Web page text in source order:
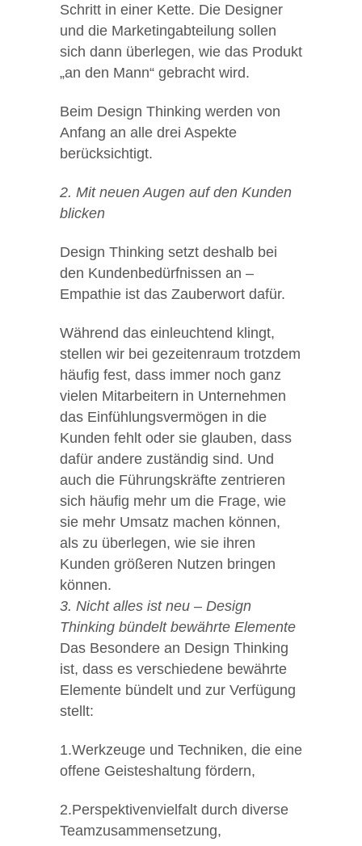
Schritt in einer Kette. Die Designer
und die Marketingabteilung sollen
sich dann überlegen, wie das Produkt
„an den Mann“ gebracht wird.
Beim Design Thinking werden von
Anfang an alle drei Aspekte
berücksichtigt.
2. Mit neuen Augen auf den Kunden
blicken
Design Thinking setzt deshalb bei
den Kundenbedürfnissen an –
Empathie ist das Zauberwort dafür.
Während das einleuchtend klingt,
stellen wir bei gezeitenraum trotzdem
häufig fest, dass immer noch ganz
vielen Mitarbeitern in Unternehmen
das Einfühlungsvermögen in die
Kunden fehlt oder sie glauben, dass
dafür andere zuständig sind. Und
auch die Führungskräfte zentrieren
sich häufig mehr um die Frage, wie
sie mehr Umsatz machen können,
als zu überlegen, wie sie ihren
Kunden größeren Nutzen bringen
können.
3. Nicht alles ist neu – Design
Thinking bündelt bewährte Elemente
Das Besondere an Design Thinking
ist, dass es verschiedene bewährte
Elemente bündelt und zur Verfügung
stellt:
1.Werkzeuge und Techniken, die eine
offene Geisteshaltung fördern,
2.Perspektivenvielfalt durch diverse
Teamzusammensetzung,